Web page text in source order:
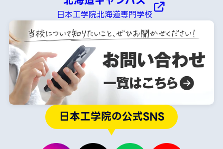
日本工学院北海道専門学校
日本工学院の公式SNS